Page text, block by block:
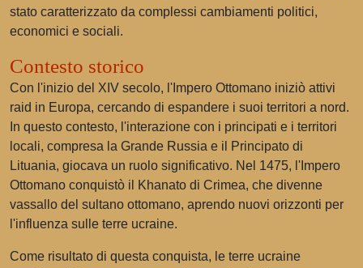
stato caratterizzato da complessi cambiamenti politici,
economici e sociali.
Contesto storico
Con l'inizio del XIV secolo, l'Impero Ottomano iniziò attivi
raid in Europa, cercando di espandere i suoi territori a nord.
In questo contesto, l'interazione con i principati e i territori
locali, compresa la Grande Russia e il Principato di
Lituania, giocava un ruolo significativo. Nel 1475, l'Impero
Ottomano conquistò il Khanato di Crimea, che divenne
vassallo del sultano ottomano, aprendo nuovi orizzonti per
l'influenza sulle terre ucraine.
Come risultato di questa conquista, le terre ucraine